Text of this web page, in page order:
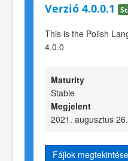
Verzió 4.0.0.1
This is the Polish
4.0.0
Maturity
Stable
Megjelent
2021. augusztus
Fájlok megtekintése